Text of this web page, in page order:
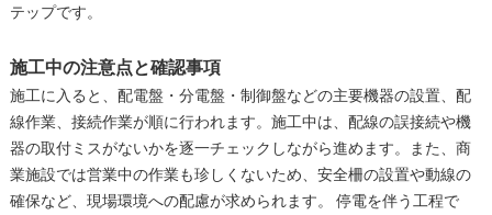
テップです。
施工中の注意点と確認事項
施工に入ると、配電盤・分電盤・制御盤などの主要機器の設置、配
線作業、接続作業が順に行われます。施工中は、配線の誤接続や機
器の取付ミスがないかを逐一チェックしながら進めます。また、商
業施設では営業中の作業も珍しくないため、安全柵の設置や動線の
確保など、現場環境への配慮が求められます。 停電を伴う工程で